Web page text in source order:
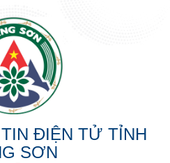
ĐIỆN TỬ TỈNH
SƠN